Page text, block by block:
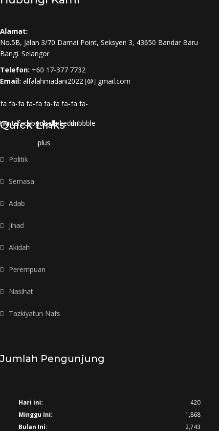
Alamat:
No.5B, Jalan 3/70 Damai Point, Seksyen 3, 43650 Bandar Baru
Bangi. Selangor
Telefon: +60 17-377 7732
Email: alfalahmadani2022 [@] gmail.com
fa fa-
twitter
fa fa-
facebook
fa fa-
google-
plus
fa fa-
linkedin
fa fa-
dribbble
Quick Links
Politik
Semasa
Adab
Jihad
Akidah
Perempuan
Nasihat
Tazkiyatun Nafs
Jumlah Pengunjung
Hari ini:
420
Minggu Ini:
1,868
Bulan Ini:
2,743